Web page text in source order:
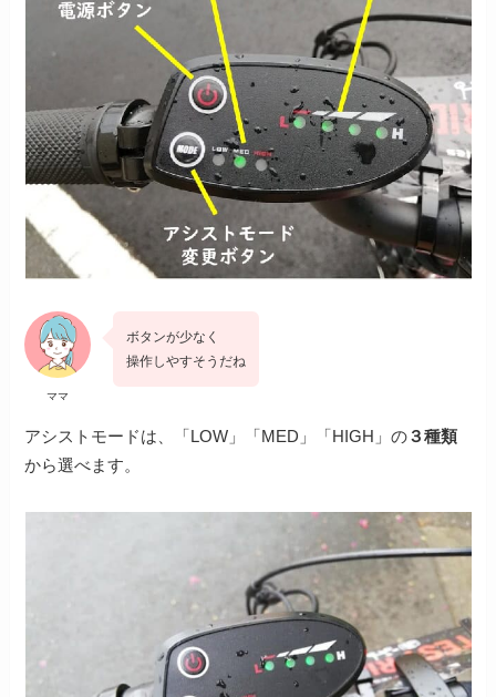
ママ
ボタンが少なく
操作しやすそうだね
アシストモードは、「LOW」「MED」「HIGH」の３種類
から選べます。